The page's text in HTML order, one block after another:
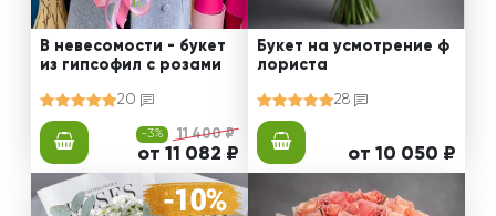
В невесомости - букет
из гипсофил с розами
20
-3% 11 400 ₽
от 11 082 ₽
Букет на усмотрение ф
лориста
28
от 10 050 ₽